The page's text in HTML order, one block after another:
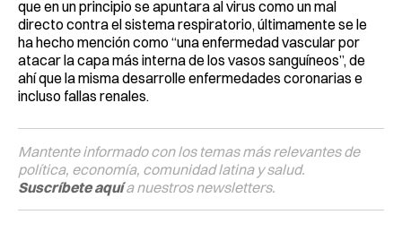
que en un principio se apuntara al virus como un mal
directo contra el sistema respiratorio, últimamente se le
ha hecho mención como “una enfermedad vascular por
atacar la capa más interna de los vasos sanguíneos”, de
ahí que la misma desarrolle enfermedades coronarias e
incluso fallas renales.
Mantente informado con los temas más relevantes de
política, economía, comunidad latina y salud.
Suscríbete aquía nuestros newsletters.